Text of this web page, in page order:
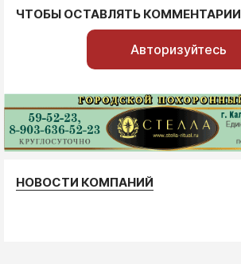
ЧТОБЫ ОСТАВЛЯТЬ КОММЕНТАРИИ
Авторизуйтесь
НОВОСТИ КОМПАНИЙ